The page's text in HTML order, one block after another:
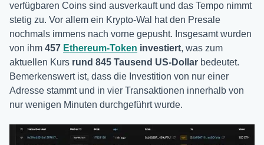
verfügbaren Coins sind ausverkauft und das Tempo nimmt
stetig zu. Vor allem ein Krypto-Wal hat den Presale
nochmals immens nach vorne gepusht. Insgesamt wurden
von ihm 457 Ethereum-Token investiert, was zum
aktuellen Kurs rund 845 Tausend US-Dollar bedeutet.
Bemerkenswert ist, dass die Investition von nur einer
Adresse stammt und in vier Transaktionen innerhalb von
nur wenigen Minuten durchgeführt wurde.